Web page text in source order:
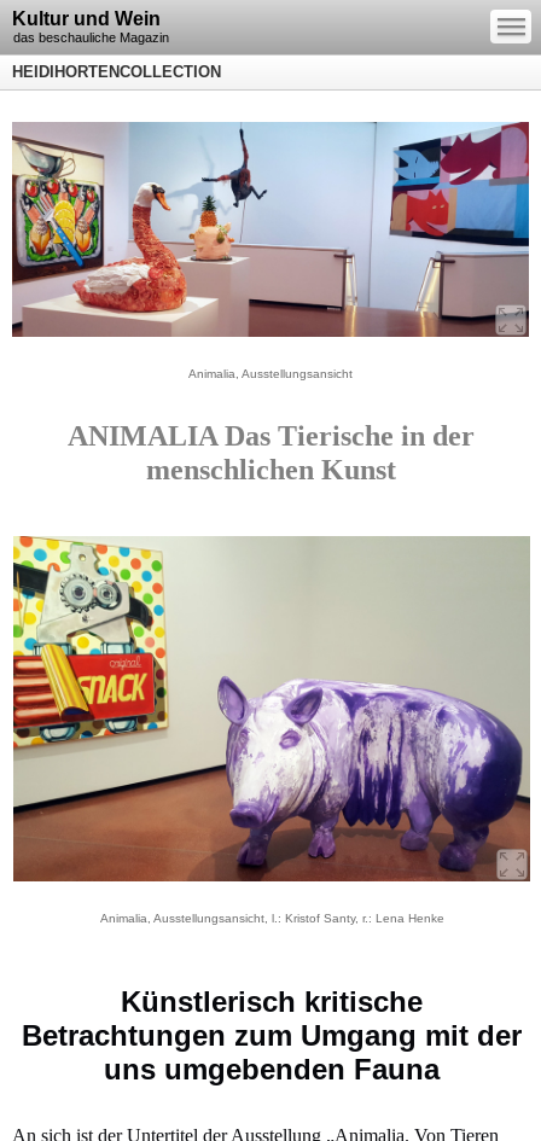
Kultur und Wein
das beschauliche Magazin
—
—
—
HEIDIHORTENCOLLECTION
Animalia, Ausstellungsansicht
ANIMALIA Das Tierische in der
menschlichen Kunst
Animalia, Ausstellungsansicht, l.: Kristof Santy, r.: Lena Henke
Künstlerisch kritische
Betrachtungen zum Umgang mit der
uns umgebenden Fauna
An sich ist der Untertitel der Ausstellung „Animalia. Von Tieren